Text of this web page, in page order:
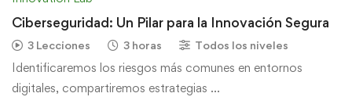
Ciberseguridad: Un Pilar para la Innovación Segura
3 Lecciones 3 horas Todos los niveles
Identificaremos los riesgos más comunes en entornos
digitales, compartiremos estrategias …